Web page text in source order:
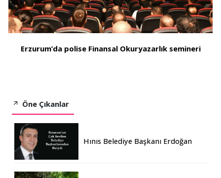
Erzurum’da polise Finansal Okuryazarlık semineri
Öne Çıkanlar
Hınıs Belediye Başkanı Erdoğan